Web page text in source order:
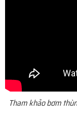
Tham khảo bơm